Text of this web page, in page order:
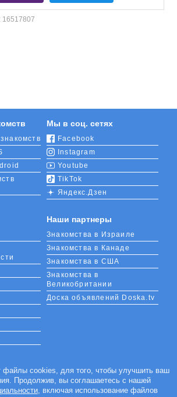
16517807
Мы в соц. сетях
Facebook
Instagram
Youtube
TikTok
Яндекс.Дзен
Наши партнеры
Знакомства в Израиле
Знакомства в Канаде
Знакомства в США
Знакомства в
Великобритании
Доска объявлений Doska.tv
файлы cookies, для того, чтобы улучшить ваш
Продолжив, вы соглашаетесь с нашей
, включая использование файлов